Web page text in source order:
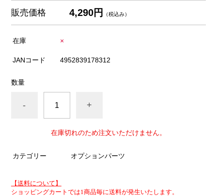
販売価格 4,290円 （税込み）
在庫 ×
JANコード 4952839178312
数量
- +
在庫切れのため注文いただけません。
カテゴリー オプションパーツ
【送料について】
ショッピングカートでは1商品毎に送料が発生いたします。